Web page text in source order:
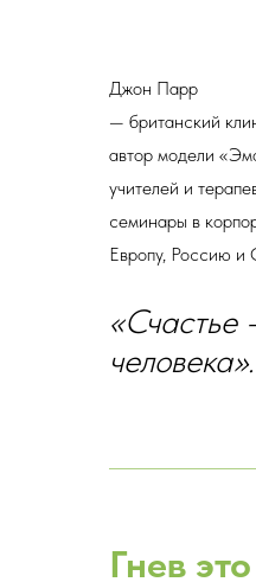
Джон Парр
— британский
автор модели
учителей и
семинары в
Европу, Россию
«Счастье
человека».
Гнев